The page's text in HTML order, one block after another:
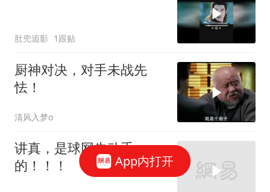
肚兜追影 1跟贴
厨神对决，对手未战先
怯！
清风入梦o
讲真，是球网先动手
的！！！
App内打开